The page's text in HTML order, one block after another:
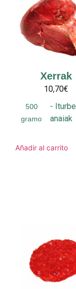
Xerrak
10,70€
500
gramo
- Iturbe
anaiak
Añadir al carrito